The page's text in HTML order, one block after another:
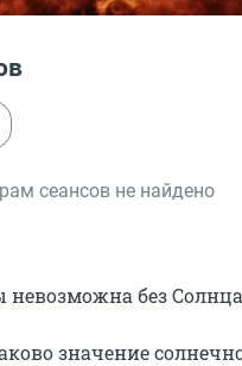
сеансов не найдено
без Солнца
значение